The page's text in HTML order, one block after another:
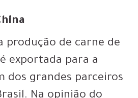
produção de carne de
exportada para a
dos grandes parceiros